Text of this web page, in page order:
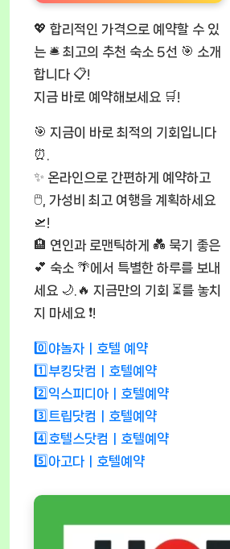
💖 합리적인 가격으로 예약할 수 있
는 🛎️ 최고의 추천 숙소 5선 🎯 소개
합니다 📋!
지금 바로 예약해보세요 🛒!
🎯 지금이 바로 최적의 기회입니다
⏰.
✨ 온라인으로 간편하게 예약하고
🖱️, 가성비 최고 여행을 계획하세요
🛫!
🏨 연인과 로맨틱하게 💑 묵기 좋은
💕 숙소 🌴에서 특별한 하루를 보내
세요 🌙.🔥 지금만의 기회 ⏳를 놓치
지 마세요 ❗!
0️⃣야놀자ㅣ호텔 예약
1️⃣부킹닷컴ㅣ호텔예약
2️⃣익스피디아ㅣ호텔예약
3️⃣트립닷컴ㅣ호텔예약
4️⃣호텔스닷컴ㅣ호텔예약
5️⃣아고다ㅣ호텔예약